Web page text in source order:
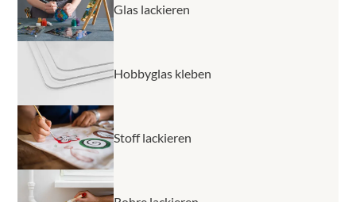
Glas lackieren
Hobbyglas kleben
Stoff lackieren